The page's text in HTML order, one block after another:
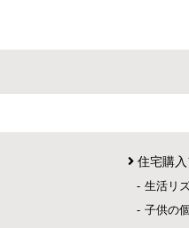
住宅購
生活リ
子供の